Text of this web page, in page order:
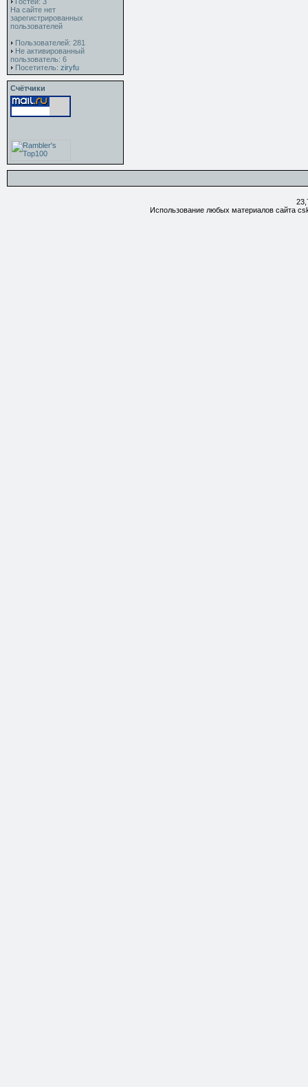
На сайте нет
зарегистрированных
пользователей
Пользователей: 281
Не активированный
пользователь: 6
Посетитель: ziryfu
Счётчики
Использование любых материалов сайта